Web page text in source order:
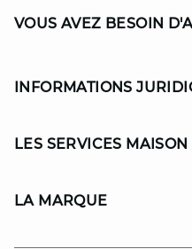
VOUS AVEZ BESOIN
INFORMATIONS
LES SERVICES MAISON
LA MARQUE